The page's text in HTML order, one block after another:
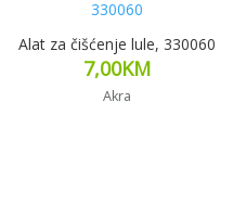
Alat za čišćenje lule, 330060
7,00KM
Akra